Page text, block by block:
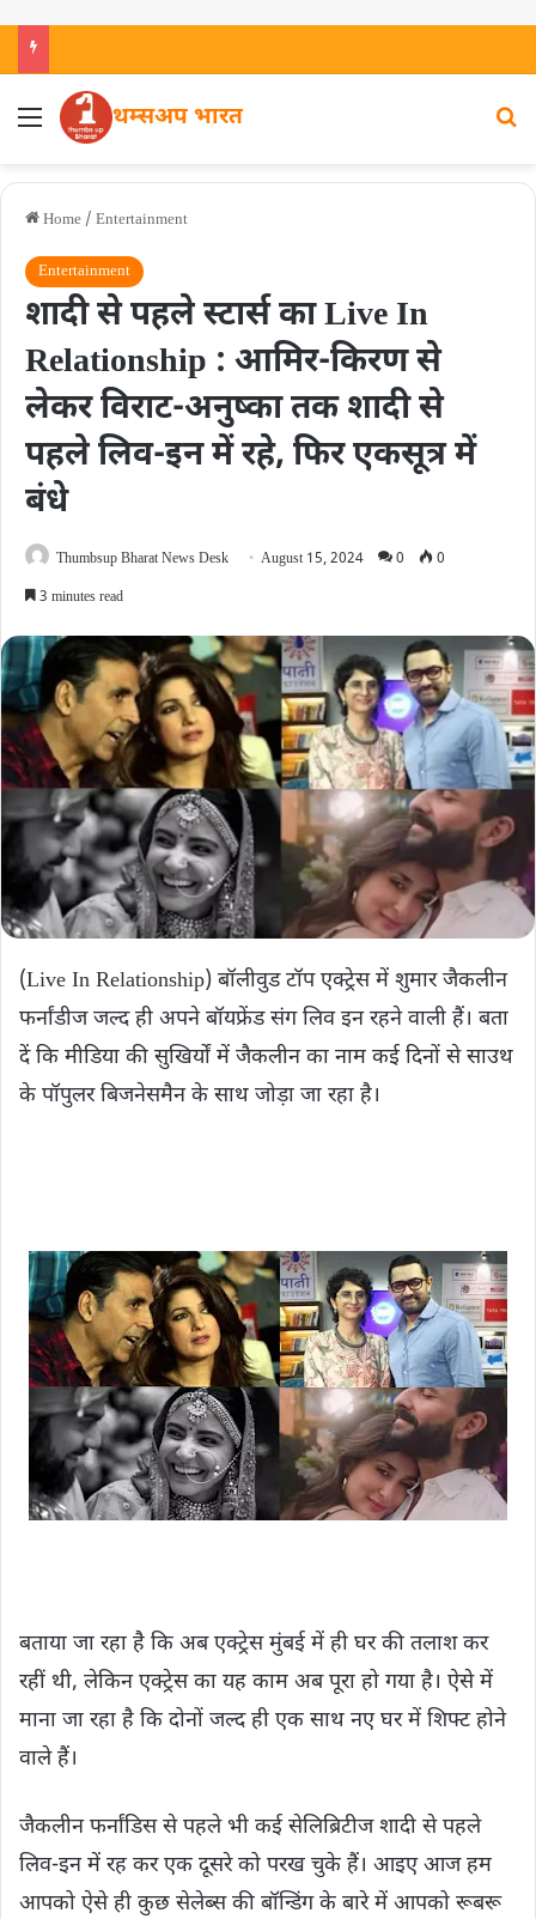
थम्सअप भारत
Home / Entertainment
Entertainment
शादी से पहले स्टार्स का Live In
Relationship : आमिर-किरण से
लेकर विराट-अनुष्का तक शादी से
पहले लिव-इन में रहे, फिर एकसूत्र में
बंधे
Thumbsup Bharat News Desk August 15, 2024 0
0
3 minutes read
(Live In Relationship) बॉलीवुड टॉप एक्ट्रेस में शुमार जैकलीन
फर्नांडीज जल्द ही अपने बॉयफ्रेंड संग लिव इन रहने वाली हैं। बता
दें कि मीडिया की सुखिर्यों में जैकलीन का नाम कई दिनों से साउथ
के पॉपुलर बिजनेसमैन के साथ जोड़ा जा रहा है।
बताया जा रहा है कि अब एक्ट्रेस मुंबई में ही घर की तलाश कर
रहीं थी, लेकिन एक्ट्रेस का यह काम अब पूरा हो गया है। ऐसे में
माना जा रहा है कि दोनों जल्द ही एक साथ नए घर में शिफ्ट होने
वाले हैं।
जैकलीन फर्नांडिस से पहले भी कई सेलिब्रिटीज शादी से पहले
लिव-इन में रह कर एक दूसरे को परख चुके हैं। आइए आज हम
आपको ऐसे ही कुछ सेलेब्स की बॉन्डिंग के बारे में आपको रूबरू